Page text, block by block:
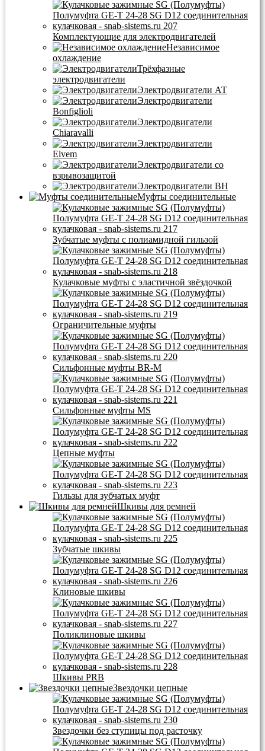
Комплектующие для электродвигателей
Независимое
охлаждение
Трёхфазные
электродвигатели
Электродвигатели АТ
Электродвигатели
Bonfiglioli
Электродвигатели
Chiaravalli
Электродвигатели
Elvem
Электродвигатели со
взрывозащитой
Электродвигатели BH
Муфты соединительные
Зубчатые муфты с полиамидной гильзой
Кулачковые муфты с эластичной звёздочкой
Ограничительные муфты
Сильфонные муфты BR-M
Сильфонные муфты MS
Цепные муфты
Гильзы для зубчатых муфт
Шкивы для ремней
Зубчатые шкивы
Клиновые шкивы
Поликлиновые шкивы
Шкивы PRB
Звездочки цепные
Звездочки без ступицы под расточку